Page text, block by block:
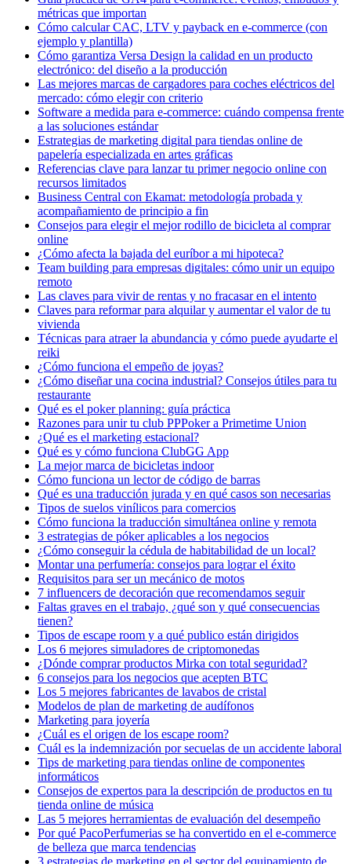
métricas que importan
Cómo calcular CAC, LTV y payback en e-commerce (con
ejemplo y plantilla)
Cómo garantiza Versa Design la calidad en un producto
electrónico: del diseño a la producción
Las mejores marcas de cargadores para coches eléctricos del
mercado: cómo elegir con criterio
Software a medida para e-commerce: cuándo compensa frente
a las soluciones estándar
Estrategias de marketing digital para tiendas online de
papelería especializada en artes gráficas
Referencias clave para lanzar tu primer negocio online con
recursos limitados
Business Central con Ekamat: metodología probada y
acompañamiento de principio a fin
Consejos para elegir el mejor rodillo de bicicleta al comprar
online
¿Cómo afecta la bajada del euríbor a mi hipoteca?
Team building para empresas digitales: cómo unir un equipo
remoto
Las claves para vivir de rentas y no fracasar en el intento
Claves para reformar para alquilar y aumentar el valor de tu
vivienda
Técnicas para atraer la abundancia y cómo puede ayudarte el
reiki
¿Cómo funciona el empeño de joyas​?
¿Cómo diseñar una cocina industrial? Consejos útiles para tu
restaurante
Qué es el poker planning: guía práctica
Razones para unir tu club PPPoker a Primetime Union
¿Qué es el marketing estacional?
Qué es y cómo funciona ClubGG App
La mejor marca de bicicletas indoor
Cómo funciona un lector de código de barras
Qué es una traducción jurada y en qué casos son necesarias
Tipos de suelos vinílicos para comercios
Cómo funciona la traducción simultánea online y remota
3 estrategias de póker aplicables a los negocios
¿Cómo conseguir la cédula de habitabilidad de un local?
Montar una perfumería: consejos para lograr el éxito
Requisitos para ser un mecánico de motos
7 influencers de decoración que recomendamos seguir
Faltas graves en el trabajo, ¿qué son y qué consecuencias
tienen?
Tipos de escape room y a qué publico están dirigidos
Los 6 mejores simuladores de criptomonedas
¿Dónde comprar productos Mirka con total seguridad?
6 consejos para los negocios que acepten BTC
Los 5 mejores fabricantes de lavabos de cristal
Modelos de plan de marketing de audífonos
Marketing para joyería
¿Cuál es el origen de los escape room?
Cuál es la indemnización por secuelas de un accidente laboral
Tips de marketing para tiendas online de componentes
informáticos
Consejos de expertos para la descripción de productos en tu
tienda online de música
Las 5 mejores herramientas de evaluación del desempeño
Por qué PacoPerfumerias se ha convertido en el e-commerce
de belleza que marca tendencias
3 estrategias de marketing en el sector del equipamiento de